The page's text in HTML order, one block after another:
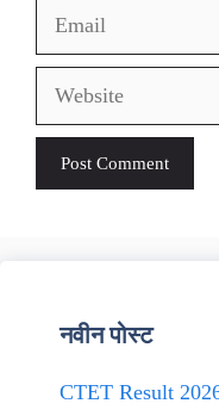
Email
Website
नवीन पोस्ट
CTET Result